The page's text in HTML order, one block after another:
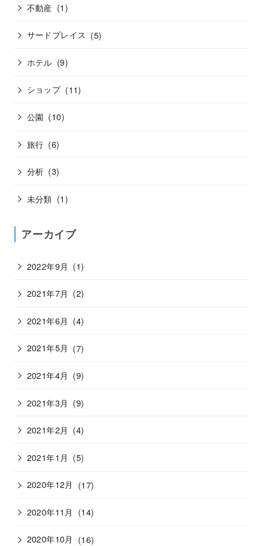
不動産 (1)
サードプレイス (5)
ホテル (9)
ショップ (11)
公園 (10)
旅行 (6)
分析 (3)
未分類 (1)
アーカイブ
2022年9月 (1)
2021年7月 (2)
2021年6月 (4)
2021年5月 (7)
2021年4月 (9)
2021年3月 (9)
2021年2月 (4)
2021年1月 (5)
2020年12月 (17)
2020年11月 (14)
2020年10月 (16)